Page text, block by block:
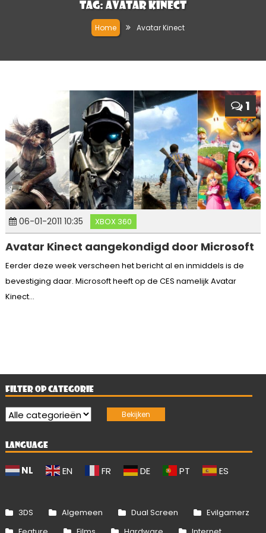
Tag: Avatar Kinect
Home Avatar Kinect
1
06-01-2011 10:35 XBOX 360
Avatar Kinect aangekondigd door Microsoft
Eerder deze week verscheen het bericht al en inmiddels is de
bevestiging daar. Microsoft heeft op de CES namelijk Avatar
Kinect...
FILTER OP CATEGORIE
LANGUAGE
NL EN FR DE PT ES
3DS Algemeen Dual Screen
Evilgamerz